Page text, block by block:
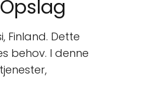
Finland. Dette
behov. I denne